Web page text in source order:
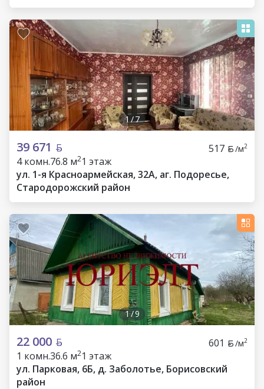
1 /7
39 671 517 /м2
4 комн.76.8 м21 этаж
ул. 1-я Красноармейская, 32А, аг. Подоресье,
Стародорожский район
1/9
22 000 601 /м2
1 комн.36.6 м21 этаж
ул. Парковая, 6Б, д. Заболотье, Борисовский
район